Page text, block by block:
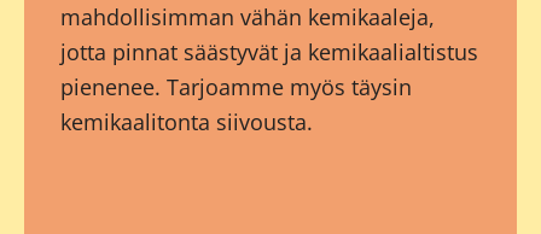
mahdollisimman vähän kemikaaleja,
jotta pinnat säästyvät ja kemikaalialtistus
pienenee. Tarjoamme myös täysin
kemikaalitonta siivousta.